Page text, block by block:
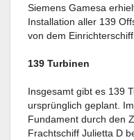
Siemens Gamesa
Installation aller 139
von dem
139 Turbinen
Insgesamt gibt es 139
ursprünglich geplant.
Fundament durch den
Frachtschiff Julietta D